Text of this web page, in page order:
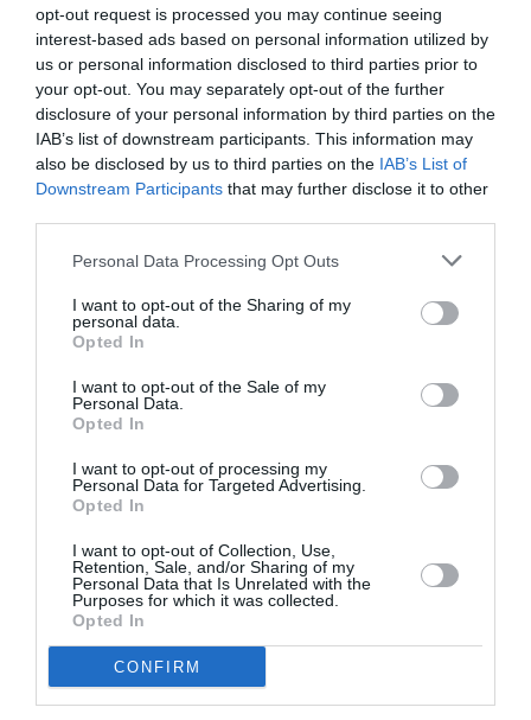
opt-out request is processed you may continue seeing
interest-based ads based on personal information utilized by
us or personal information disclosed to third parties prior to
your opt-out. You may separately opt-out of the further
disclosure of your personal information by third parties on the
IAB’s list of downstream participants. This information may
also be disclosed by us to third parties on the IAB’s List of
Downstream Participants that may further disclose it to other
Personal Data Processing Opt Outs
I want to opt-out of the Sharing of my
personal data.
Opted In
I want to opt-out of the Sale of my
Personal Data.
Opted In
I want to opt-out of processing my
Personal Data for Targeted Advertising.
Opted In
I want to opt-out of Collection, Use,
Retention, Sale, and/or Sharing of my
Personal Data that Is Unrelated with the
Purposes for which it was collected.
Opted In
CONFIRM
RÉPONDRE
a commenté :
48 min
Sûrement via HKG
commenté :
56 min
Tapez sur le lien dans l’article, vous aurez plus de
RÉPONDRE
Bonsoir
Info pour LSO. (J’ai cliqué sur le lien)
Singapore Airlines (SIA) va lancer en octobre prochain son vol
le plus long : une liaison directe entre Singapour et San